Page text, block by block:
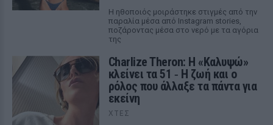
Η ηθοποιός μοιράστηκε στιγμές από την
παραλία μέσα από Instagram stories,
ποζάροντας μέσα στο νερό με τα αγόρια
της
Charlize Theron: Η «Καλυψώ»
κλείνει τα 51 ‑ H ζωή και ο
ρόλος που άλλαξε τα πάντα για
εκείνη
ΧΤΕΣ